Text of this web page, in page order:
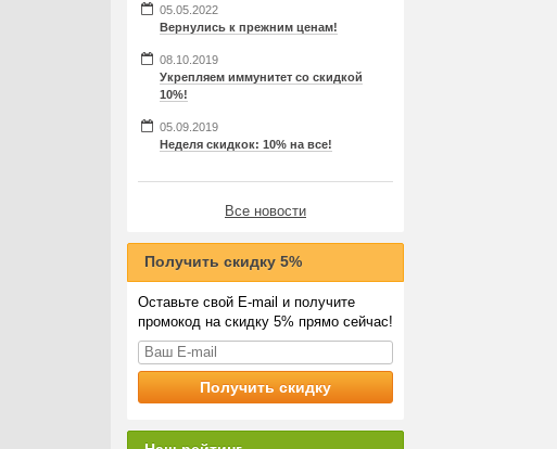
05.05.2022
Вернулись к прежним ценам!
08.10.2019
Укрепляем иммунитет со скидкой
10%!
05.09.2019
Неделя скидкок: 10% на все!
Все новости
Получить скидку 5%
Оставьте свой E-mail и получите
промокод на скидку 5% прямо сейчас!